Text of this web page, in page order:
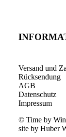
Versand und
Rücksendung
AGB
Datenschutz
Impressum
© Time by
site by Huber